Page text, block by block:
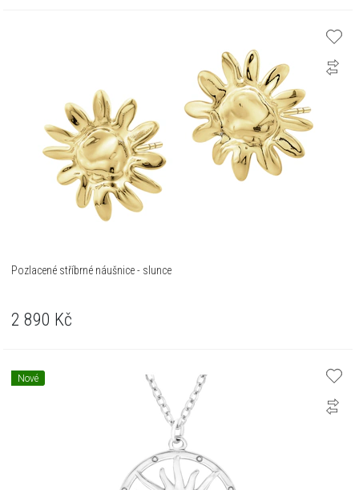
Pozlacené stříbrné náušnice - slunce
2 890 Kč
Nové